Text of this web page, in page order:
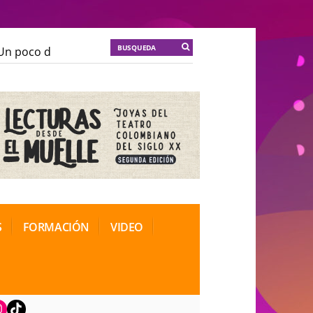
poco de locura para la cordura
Soma
Soma
de Teatro Rosa
FORMACIÓN VIDEO
TikTok